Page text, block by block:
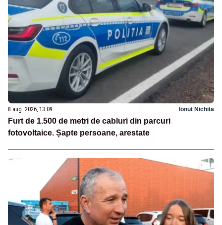
8 aug. 2026, 13:09 Ionuț Nichita
Furt de 1.500 de metri de cabluri din parcuri
fotovoltaice. Șapte persoane, arestate